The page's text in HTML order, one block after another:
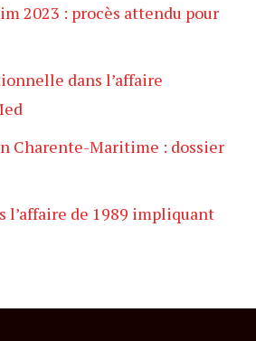
2023 : procès attendu pour
dans l’affaire
Charente-Maritime : dossier
l’affaire de 1989 impliquant